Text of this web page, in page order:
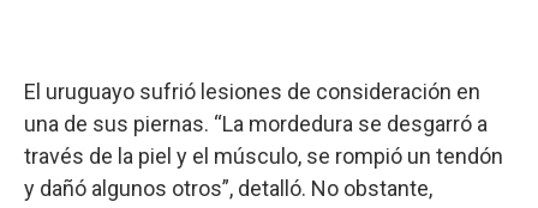
El uruguayo sufrió lesiones de consideración en
una de sus piernas. “La mordedura se desgarró a
través de la piel y el músculo, se rompió un tendón
y dañó algunos otros”, detalló. No obstante,